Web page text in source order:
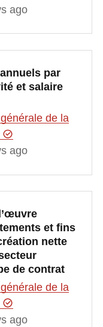
ago
par
et salaire
de la
ago
et fins
nette
de contrat
de la
ago